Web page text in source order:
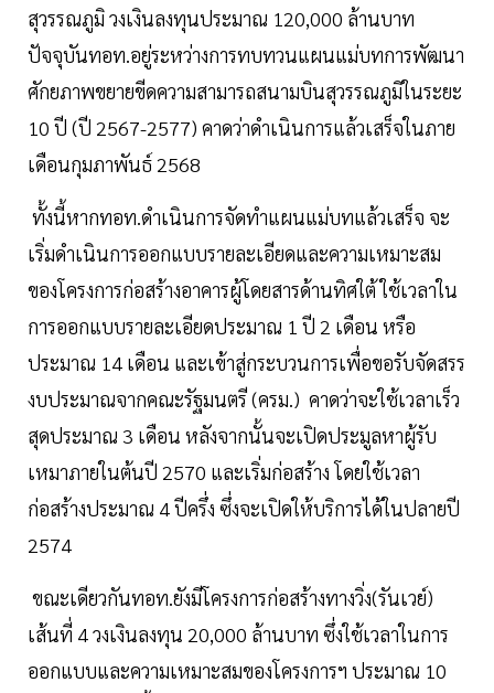
สุวรรณภูมิ วงเงินลงทุนประมาณ 120,000 ล้านบาท
ปัจจุบันทอท.อยู่ระหว่างการทบทวนแผนแม่บทการพัฒนา
ศักยภาพขยายขีดความสามารถสนามบินสุวรรณภูมิในระยะ
10 ปี (ปี 2567-2577) คาดว่าดำเนินการแล้วเสร็จในภาย
เดือนกุมภาพันธ์ 2568
ทั้งนี้หากทอท.ดำเนินการจัดทำแผนแม่บทแล้วเสร็จ จะ
เริ่มดำเนินการออกแบบรายละเอียดและความเหมาะสม
ของโครงการก่อสร้างอาคารผู้โดยสารด้านทิศใต้ ใช้เวลาใน
การออกแบบรายละเอียดประมาณ 1 ปี 2 เดือน หรือ
ประมาณ 14 เดือน และเข้าสู่กระบวนการเพื่อขอรับจัดสรร
งบประมาณจากคณะรัฐมนตรี (ครม.) คาดว่าจะใช้เวลาเร็ว
สุดประมาณ 3 เดือน หลังจากนั้นจะเปิดประมูลหาผู้รับ
เหมาภายในต้นปี 2570 และเริ่มก่อสร้าง โดยใช้เวลา
ก่อสร้างประมาณ 4 ปีครึ่ง ซึ่งจะเปิดให้บริการได้ในปลายปี
2574
ขณะเดียวกันทอท.ยังมีโครงการก่อสร้างทางวิ่ง(รันเวย์)
เส้นที่ 4 วงเงินลงทุน 20,000 ล้านบาท ซึ่งใช้เวลาในการ
ออกแบบและความเหมาะสมของโครงการฯ ประมาณ 10